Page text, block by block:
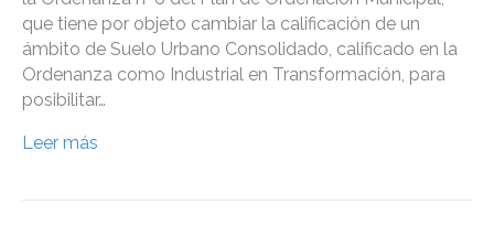
que tiene por objeto cambiar la calificación de un
ámbito de Suelo Urbano Consolidado, calificado en la
Ordenanza como Industrial en Transformación, para
posibilitar…
Leer más